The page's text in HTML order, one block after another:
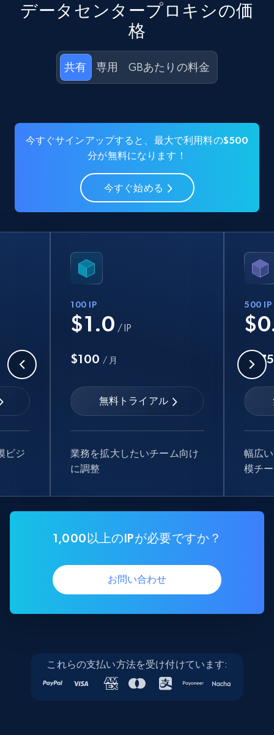
データセンタープロキシの価
格
共有 専用 GBあたりの料金
今すぐサインアップすると、最大で利用料の$500
分が無料になります！
今すぐ始める
ビジ
100 IP
$1.0 / IP
$100 / 月
無料トライアル
業務を拡大したいチーム向け
に調整
500 IP
幅広
模チ
1,000以上のIPが必要ですか？
お問い合わせ
これらの支払い方法を受け付けています: